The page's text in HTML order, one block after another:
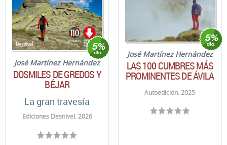
José Martínez Hernández
DOSMILES DE GREDOS Y
BÉJAR
La gran travesía
Ediciones Desnivel. 2026
José Martínez Hernández
LAS 100 CUMBRES MÁS
PROMINENTES DE ÁVILA
Autoedición. 2025